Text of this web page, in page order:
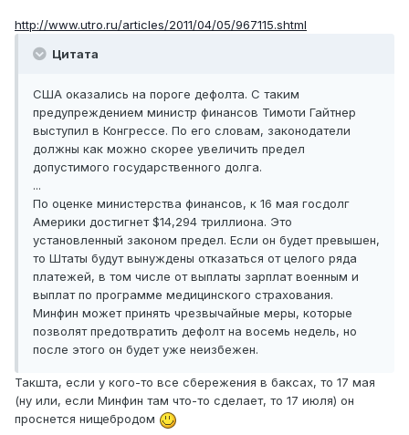
http://www.utro.ru/articles/2011/04/05/967115.shtml
Цитата
США оказались на пороге дефолта. С таким
предупреждением министр финансов Тимоти Гайтнер
выступил в Конгрессе. По его словам, законодатели
должны как можно скорее увеличить предел
допустимого государственного долга.
...
По оценке министерства финансов, к 16 мая госдолг
Америки достигнет $14,294 триллиона. Это
установленный законом предел. Если он будет превышен,
то Штаты будут вынуждены отказаться от целого ряда
платежей, в том числе от выплаты зарплат военным и
выплат по программе медицинского страхования.
Минфин может принять чрезвычайные меры, которые
позволят предотвратить дефолт на восемь недель, но
после этого он будет уже неизбежен.
Такшта, если у кого-то все сбережения в баксах, то 17 мая
(ну или, если Минфин там что-то сделает, то 17 июля) он
проснется нищебродом